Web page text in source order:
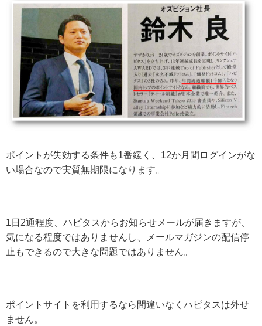
ポイントが失効する条件も1番緩く、12か月間ログインがな
い場合なので実質無期限になります。
1日2通程度、ハピタスからお知らせメールが届きますが、
気になる程度ではありませんし、メールマガジンの配信停
止もできるので大きな問題ではありません。
ポイントサイトを利用するなら間違いなくハピタスは外せ
ません。